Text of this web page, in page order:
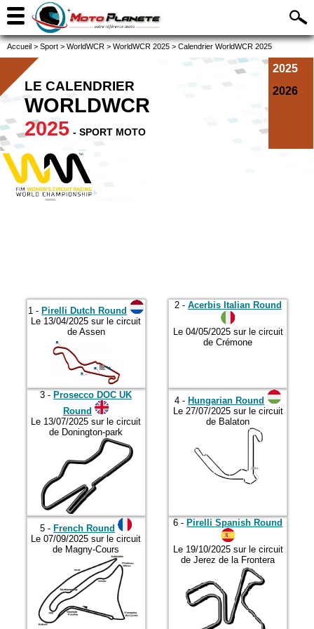
Accueil > Sport > WorldWCR > WorldWCR 2025 > Calendrier WorldWCR 2025
2025
2026
LE CALENDRIER
WORLDWCR
2025 - SPORT MOTO
1 -Pirelli Dutch Round
Le 13/04/2025 sur le circuit
de Assen
2 - Acerbis Italian Round
Le 04/05/2025 sur le circuit
de Crémone
3 - Prosecco DOC UK
Round
Le 13/07/2025 sur le circuit
de Donington-park
4 -Hungarian Round
Le 27/07/2025 sur le circuit
de Balaton
5 -French Round
Le 07/09/2025 sur le circuit
de Magny-Cours
6 - Pirelli Spanish Round
Le 19/10/2025 sur le circuit
de Jerez de la Frontera